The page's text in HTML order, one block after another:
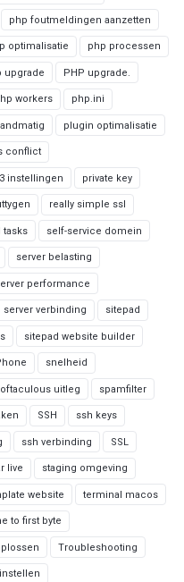
php foutmeldingen aanzetten
optimalisatie php processen
upgrade PHP upgrade.
workers php.ini
plugin optimalisatie
conflict
instellingen private key
really simple ssl
tasks self-service domein
server belasting
performance
server verbinding sitepad
sitepad website builder
snelheid
uitleg spamfilter
SSH ssh keys
ssh verbinding SSL
live staging omgeving
website terminal macos
to first byte
Troubleshooting